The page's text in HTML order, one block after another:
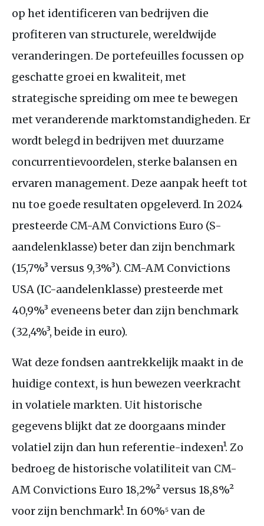
op het identificeren van bedrijven die
profiteren van structurele, wereldwijde
veranderingen. De portefeuilles focussen op
geschatte groei en kwaliteit, met
strategische spreiding om mee te bewegen
met veranderende marktomstandigheden. Er
wordt belegd in bedrijven met duurzame
concurrentievoordelen, sterke balansen en
ervaren management. Deze aanpak heeft tot
nu toe goede resultaten opgeleverd. In 2024
presteerde CM-AM Convictions Euro (S-
aandelenklasse) beter dan zijn benchmark
(15,7%³ versus 9,3%³). CM-AM Convictions
USA (IC-aandelenklasse) presteerde met
40,9%³ eveneens beter dan zijn benchmark
(32,4%³, beide in euro).
Wat deze fondsen aantrekkelijk maakt in de
huidige context, is hun bewezen veerkracht
in volatiele markten. Uit historische
gegevens blijkt dat ze doorgaans minder
volatiel zijn dan hun referentie-indexen¹. Zo
bedroeg de historische volatiliteit van CM-
AM Convictions Euro 18,2%² versus 18,8%²
voor zijn benchmark¹. In 60%⁵ van de